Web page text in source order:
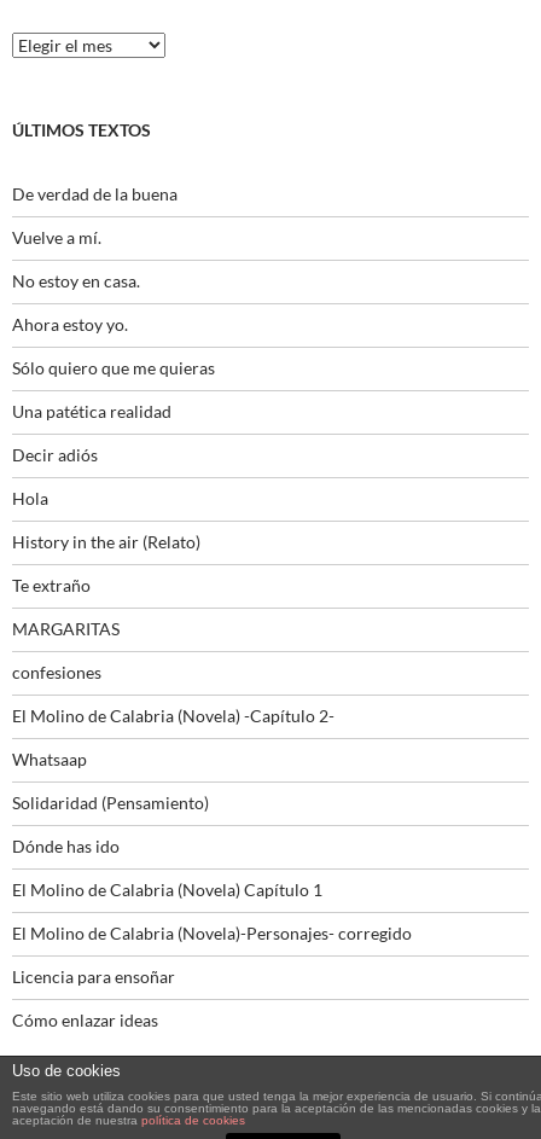
Histórico
ÚLTIMOS TEXTOS
De verdad de la buena
Vuelve a mí.
No estoy en casa.
Ahora estoy yo.
Sólo quiero que me quieras
Una patética realidad
Decir adiós
Hola
History in the air (Relato)
Te extraño
MARGARITAS
confesiones
El Molino de Calabria (Novela) -Capítulo 2-
Whatsaap
Solidaridad (Pensamiento)
Dónde has ido
El Molino de Calabria (Novela) Capítulo 1
El Molino de Calabria (Novela)-Personajes- corregido
Licencia para ensoñar
Cómo enlazar ideas
Funciona gracias a WordPress
Uso de cookies
Este sitio web utiliza cookies para que usted tenga la mejor experiencia de usuario. Si
navegando está dando su consentimiento para la aceptación de las mencionadas cookies y la
aceptación de nuestra política de cookies